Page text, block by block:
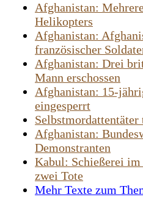
Afghanistan:
Helikopters
Afghanistan:
französischer
Afghanistan: Drei
Mann erschossen
Afghanistan: 15-
eingesperrt
Afghanistan:
Demonstranten
Kabul: Schießerei
zwei Tote
Mehr Texte zum